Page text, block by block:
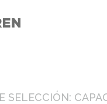
SELECCIÓN: